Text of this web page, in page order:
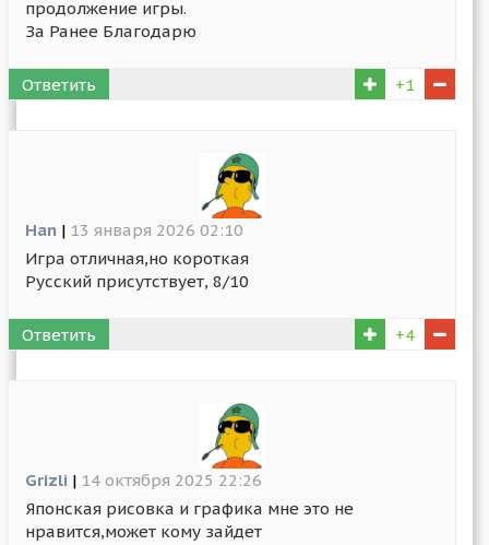
продолжение игры.
За Ранее Благодарю
Ответить +1
Han | 13 января 2026 02:10
Игра отличная,но короткая
Русский присутствует, 8/10
Ответить +4
Grizli | 14 октября 2025 22:26
Японская рисовка и графика мне это не
нравится,может кому зайдет